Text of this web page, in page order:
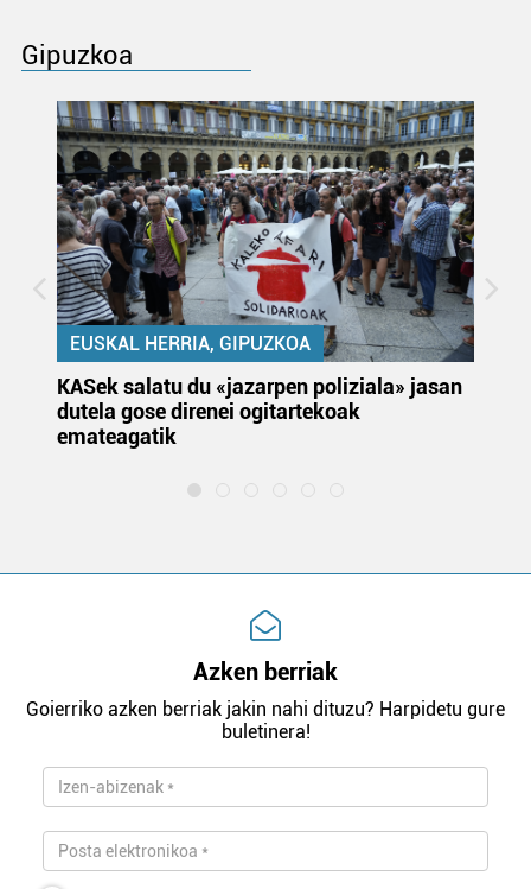
Gipuzkoa
EUSKAL HERRIA, GIPUZKOA
KASek salatu du «jazarpen poliziala» jasan
dutela gose direnei ogitartekoak
emateagatik
Azken berriak
Goierriko azken berriak jakin nahi dituzu? Harpidetu gure
buletinera!